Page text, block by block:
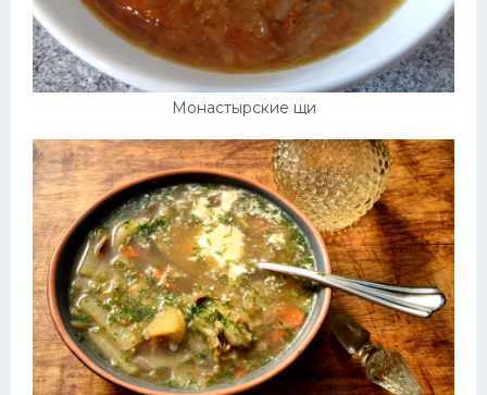
Монастырские щи